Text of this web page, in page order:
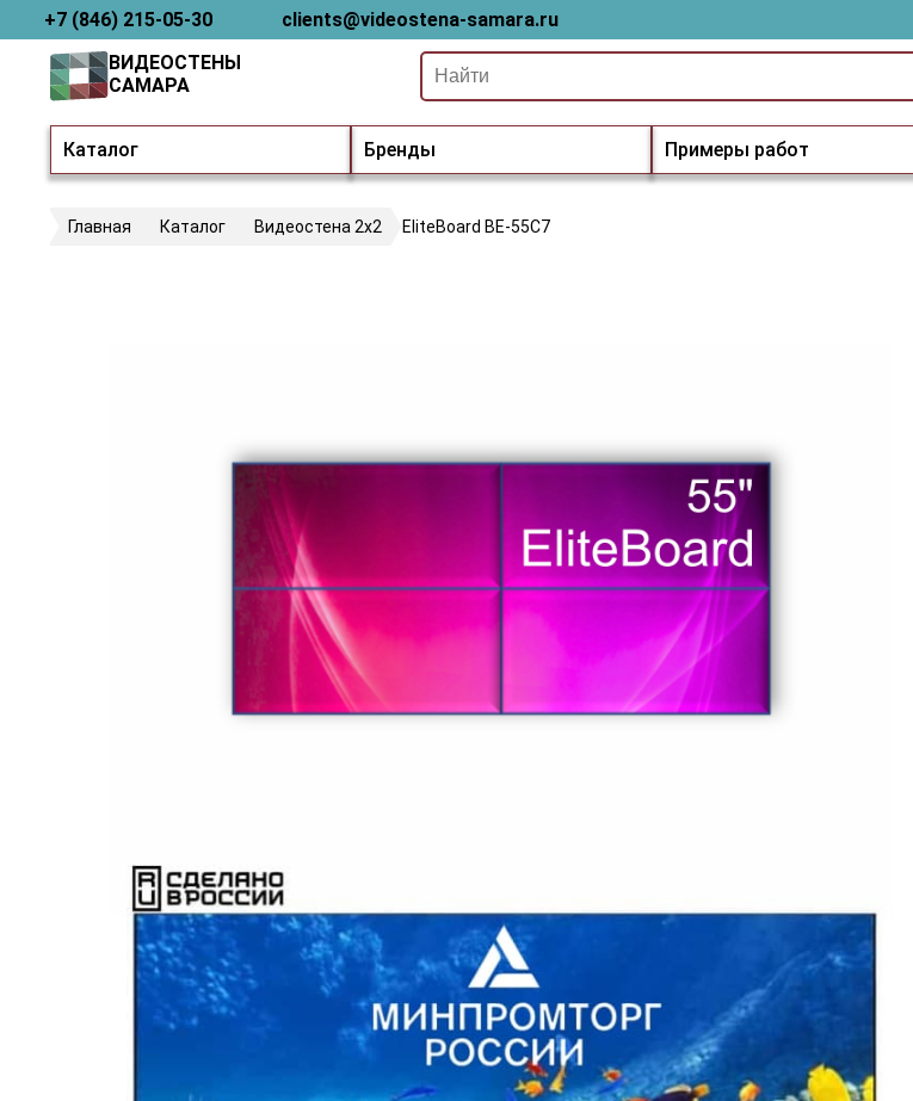
+7 (846) 215-05-30 clients@videostena-samara.ru
Каталог Бренды Примеры работ
ВИДЕОСТЕНЫ
САМАРА
Главная Каталог Видеостена 2x2 EliteBoard BE-55C7